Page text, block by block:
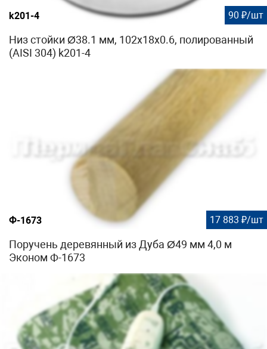
k201-4 90 ₽/шт
Низ стойки Ø38.1 мм, 102х18х0.6, полированный
(AISI 304) k201-4
Ф-1673 17 883 ₽/шт
Поручень деревянный из Дуба Ø49 мм 4,0 м
Эконом Ф-1673